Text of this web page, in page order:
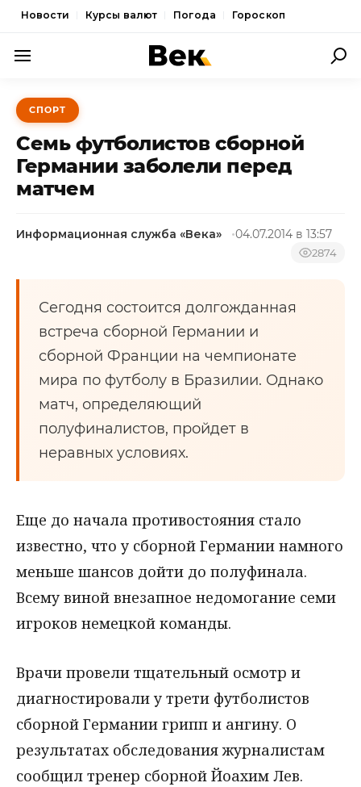
Новости Курсы валют Погода Гороскоп
ПОЛИТИКА
ЭКОНОМИКА
ОБЩЕСТВО
СПОРТ
СПОРТ
Семь футболистов сборной
Германии заболели перед
матчем
Информационная служба «Века» 04.07.2014 в 13:57
2874
Сегодня состоится долгожданная
встреча сборной Германии и
сборной Франции на чемпионате
мира по футболу в Бразилии. Однако
матч, определяющий
полуфиналистов, пройдет в
неравных условиях.
Еще до начала противостояния стало
известно, что у сборной Германии намного
меньше шансов дойти до полуфинала.
Всему виной внезапное недомогание семи
игроков немецкой команды.
Врачи провели тщательный осмотр и
диагностировали у трети футболистов
сборной Германии грипп и ангину. О
результатах обследования журналистам
сообщил тренер сборной Йоахим Лев.